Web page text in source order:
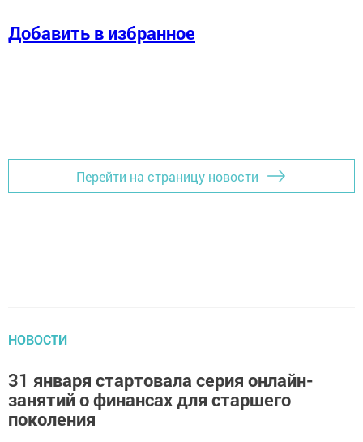
Добавить в избранное
Перейти на страницу новости
НОВОСТИ
31 января стартовала серия онлайн-
занятий о финансах для старшего
поколения